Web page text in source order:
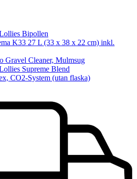
Bipollen
K33 27 L (33 x 38 x 22 cm) inkl.
Gravel Cleaner, Mulmsug
Supreme Blend
CO2-System (utan flaska)